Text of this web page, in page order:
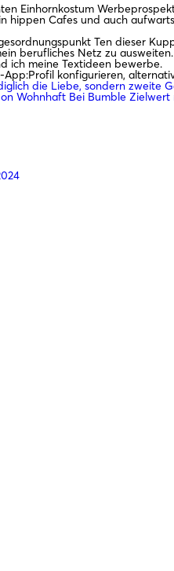
Einhornkostum
Cafes und auch
Ten dieser
berufliches Netz zu
ich meine Textideen bewerbe.
konfigurieren,
die Liebe, sondern zweite
on Wohnhaft Bei Bumble